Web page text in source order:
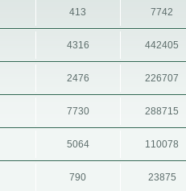
413 7742
4316 442405
2476 226707
7730 288715
5064 110078
790 23875